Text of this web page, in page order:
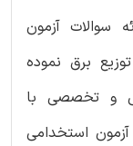
سوالات آزمون
برق نموده
و تخصصی با
استخدامی